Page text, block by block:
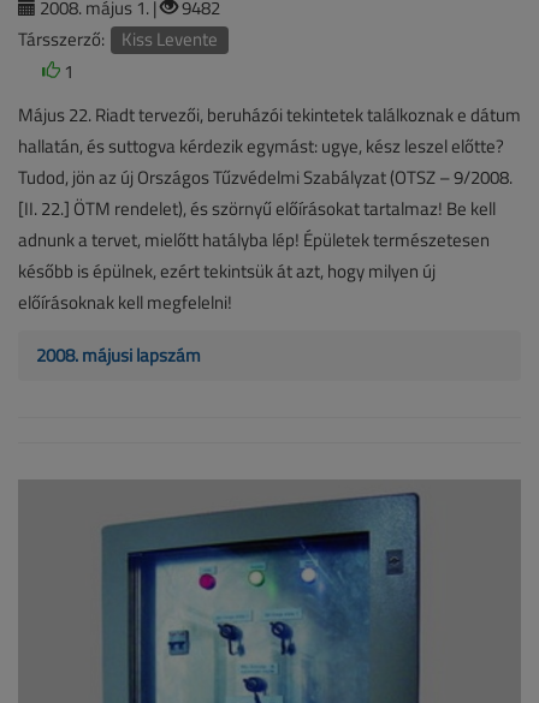
2008. május 1. |
9482
Társszerző:
Kiss Levente
1
Május 22. Riadt tervezői, beruházói tekintetek találkoznak e dátum
hallatán, és suttogva kérdezik egymást: ugye, kész leszel előtte?
Tudod, jön az új Országos Tűzvédelmi Szabályzat (OTSZ – 9/2008.
[II. 22.] ÖTM rendelet), és szörnyű előírásokat tartalmaz! Be kell
adnunk a tervet, mielőtt hatályba lép! Épületek természetesen
később is épülnek, ezért tekintsük át azt, hogy milyen új
előírásoknak kell megfelelni!
2008. májusi lapszám